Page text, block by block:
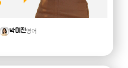
박미진영어